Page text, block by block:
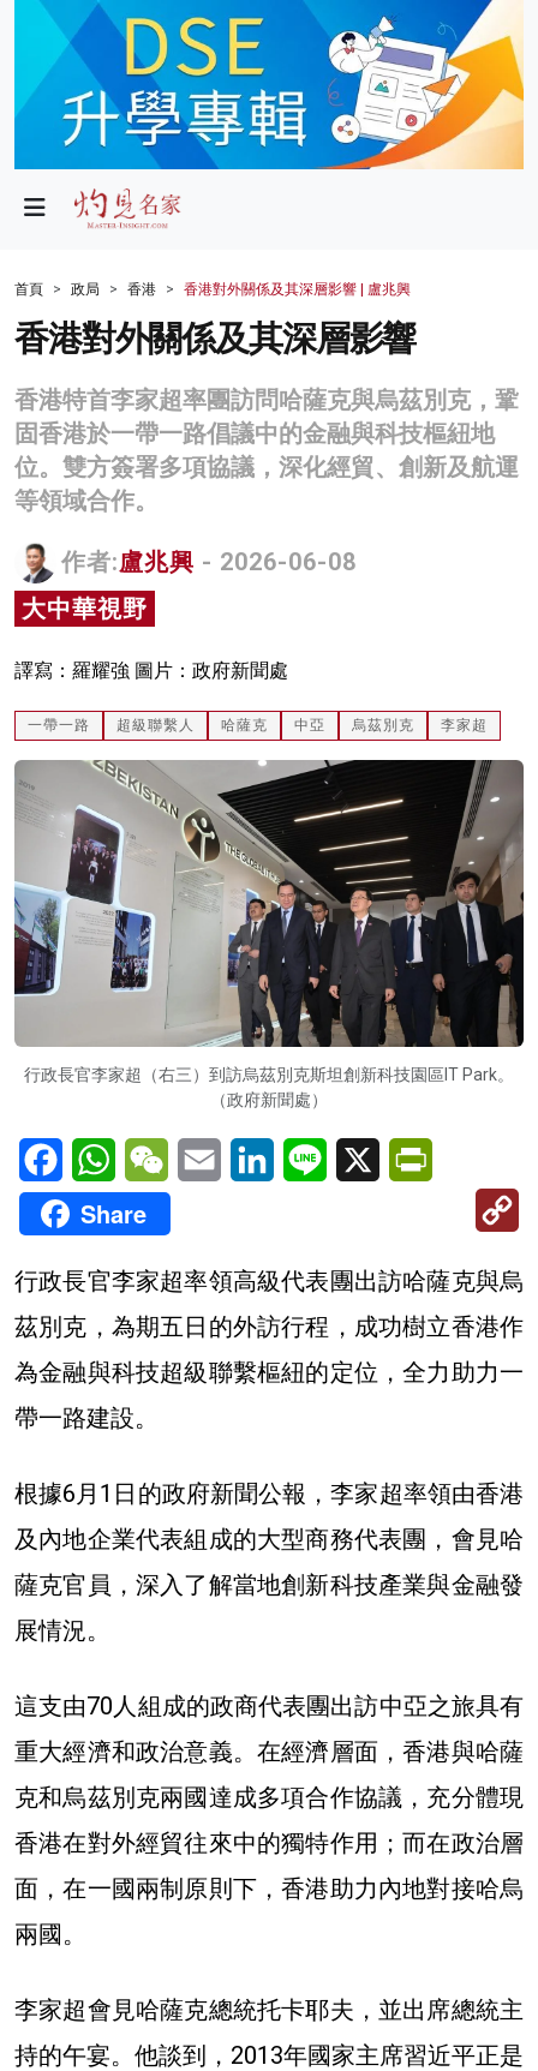
政局
財經
生活
商業
科技
名家榜
灼見活動
關於我們
首頁 政局 香港 香港對外關係及其深層影響 | 盧兆興
香港對外關係及其深層影響
香港特首李家超率團訪問哈薩克與烏茲別克，鞏
固香港於一帶一路倡議中的金融與科技樞紐地
位。雙方簽署多項協議，深化經貿、創新及航運
等領域合作。
作者:盧兆興 - 2026-06-08
大中華視野
譯寫：羅耀強 圖片：政府新聞處
一帶一路 超級聯繫人 哈薩克 中亞 烏茲別克 李家超
行政長官李家超（右三）到訪烏茲別克斯坦創新科技園區IT Park。
（政府新聞處）
FacebookWhatsAppWeChatEmail LinkedInLine X
Share
行政長官李家超率領高級代表團出訪哈薩克與烏
茲別克，為期五日的外訪行程，成功樹立香港作
為金融與科技超級聯繫樞紐的定位，全力助力一
帶一路建設。
根據6月1日的政府新聞公報，李家超率領由香港
及內地企業代表組成的大型商務代表團，會見哈
薩克官員，深入了解當地創新科技產業與金融發
展情況。
這支由70人組成的政商代表團出訪中亞之旅具有
重大經濟和政治意義。在經濟層面，香港與哈薩
克和烏茲別克兩國達成多項合作協議，充分體現
香港在對外經貿往來中的獨特作用；而在政治層
面，在一國兩制原則下，香港助力內地對接哈烏
兩國。
李家超會見哈薩克總統托卡耶夫，並出席總統主
持的午宴。他談到，2013年國家主席習近平正是